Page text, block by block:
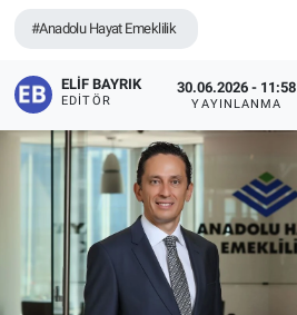
#Anadolu Hayat Emeklilik
ELIF BAYRIK
EDITÖR
30.06.2026 - 11:58
YAYINLANMA